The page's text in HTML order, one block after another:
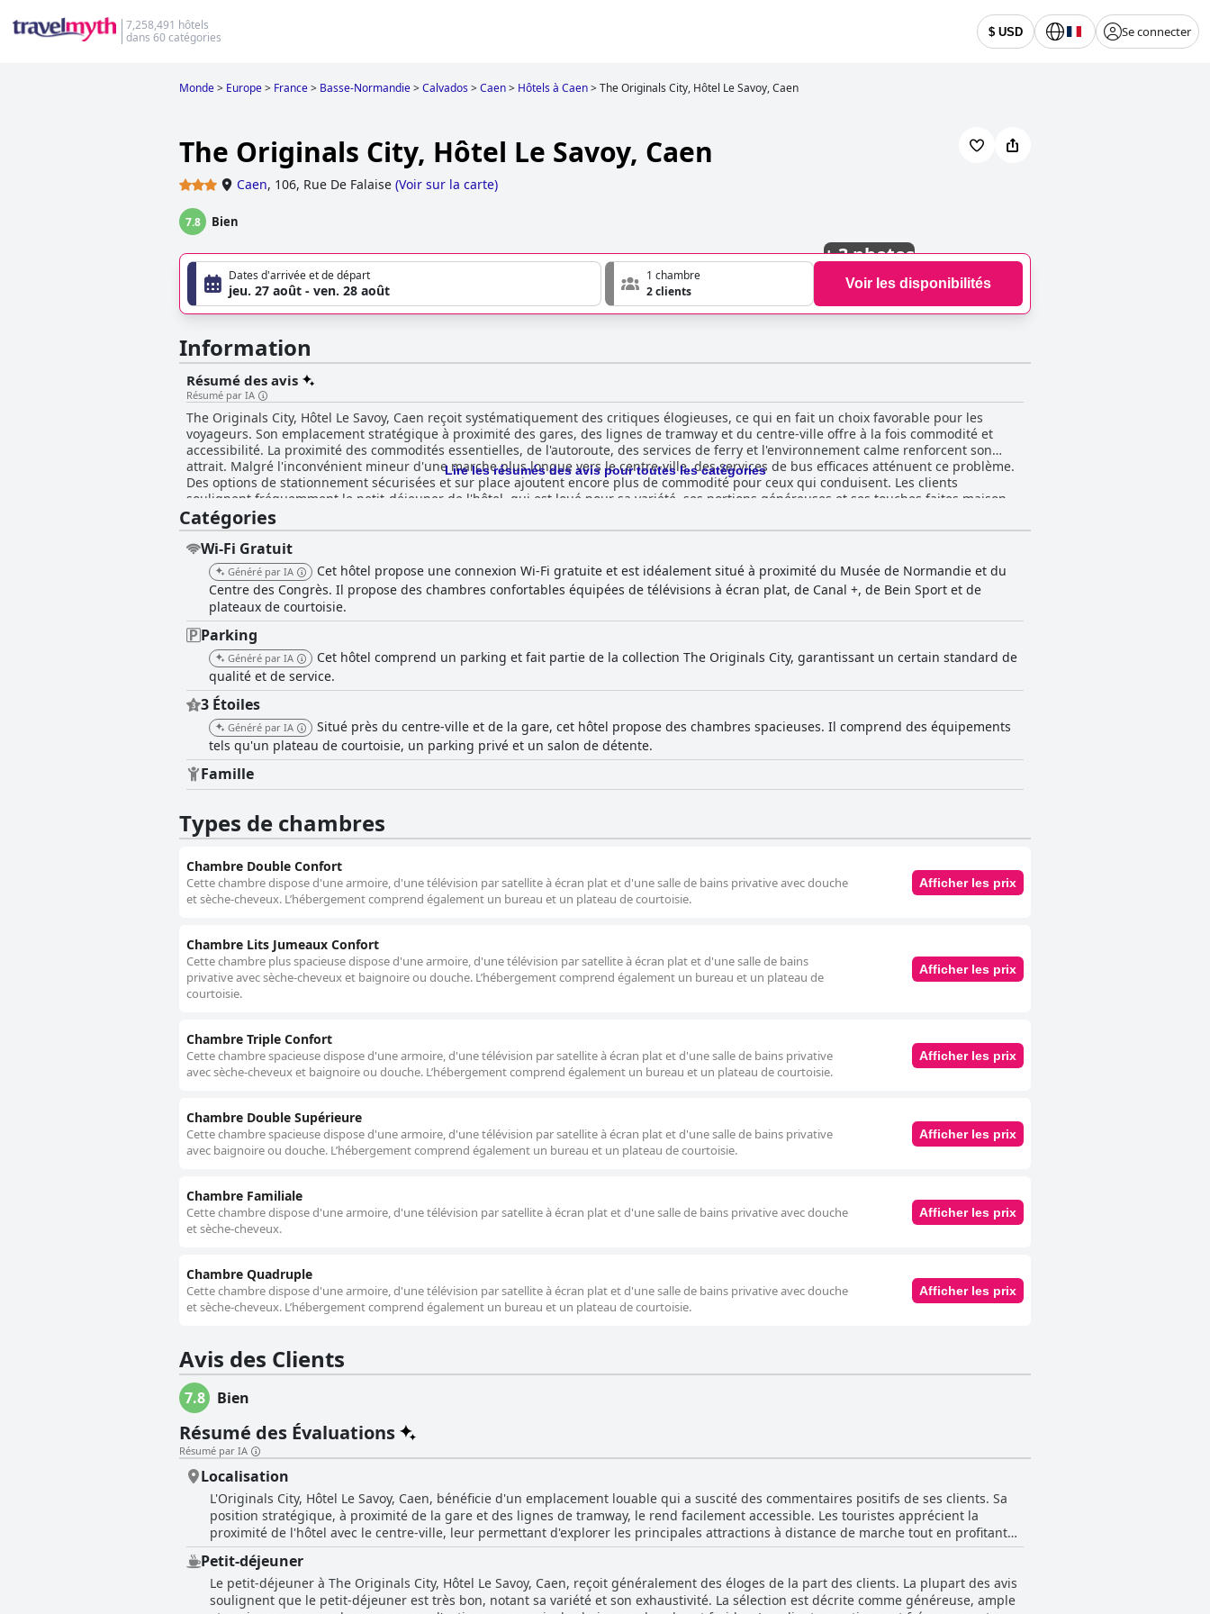
7,258,491 hôtels
dans 60 catégories
$ USD Se connecter
Monde> Europe> France> Basse-Normandie>Calvados>Caen> Hôtels à Caen>The Originals City, Hôtel Le Savoy, Caen
The Originals City, Hôtel Le Savoy, Caen
Caen, 106, Rue De Falaise (Voir sur la carte)
7.8 Bien
+3 photos
Dates d'arrivée et de départ
jeu. 27 août - ven. 28 août
1 chambre
2 clients
Voir les disponibilités
Information
Résumé des avis
Résumé par IA
The Originals City, Hôtel Le Savoy, Caen reçoit systématiquement des critiques élogieuses, ce qui en fait un choix favorable pour les
voyageurs. Son emplacement stratégique à proximité des gares, des lignes de tramway et du centre-ville offre à la fois commodité et
accessibilité. La proximité des commodités essentielles, de l'autoroute, des services de ferry et l'environnement calme renforcent son
attrait. Malgré l'inconvénient mineur d'une marche plus longue vers le centre-ville, des services de bus efficaces atténuent ce problème.
Des options de stationnement sécurisées et sur place ajoutent encore plus de commodité pour ceux qui conduisent. Les clients
soulignent fréquemment le petit-déjeuner de l'hôtel, qui est loué pour sa variété, ses portions généreuses et ses touches faites maison.
Le petit-déjeuner savoureux et bien présenté, ainsi que le service amical, contribuent grandement à un début de journée agréable. Les
chambres de l'hôtel sont décrites comme confortables, propres et agréables, avec une literie de haute qualité qui améliore le séjour.
Cette propreté constante s'étend à tout l'établissement et est souvent mentionnée en même temps que l'état bien entretenu de l'hôtel.
Certains clients notent la petite taille des chambres, mais le confort général et l'hygiène sont très bien notés. Un point fort de The
Originals City, Hôtel Le Savoy, Caen est son personnel exceptionnel. L'équipe amicale, serviable et professionnelle, y compris le
propriétaire, reçoit de nombreux éloges pour sa nature courtoise et accueillante. Leur attention et leur volonté de se surpasser
améliorent considérablement l'expérience globale des clients. Les installations de stationnement de l'hôtel sont un aspect positif, avec
des options pour des places de stationnement privées et sécurisées offrant une tranquillité d'esprit supplémentaire. Le stationnement
gratuit sur place et à proximité ajoute à la commodité pour les clients arrivant en voiture. En résumé, The Originals City, Hôtel Le Savoy,
Caen est célébré pour son excellent emplacement, son copieux petit-déjeuner, ses chambres propres et confortables, son personnel
dévoué et ses options de stationnement pratiques. Ces facteurs en font collectivement un séjour fortement recommandé pour les
visiteurs de Caen.
Lire les résumés des avis pour toutes les catégories
Catégories
Wi-Fi Gratuit
Généré par IA
Cet hôtel propose une connexion Wi-Fi gratuite et est idéalement situé à proximité du Musée de Normandie et du
Centre des Congrès. Il propose des chambres confortables équipées de télévisions à écran plat, de Canal +, de Bein Sport et de
plateaux de courtoisie.
Parking
Généré par IA
Cet hôtel comprend un parking et fait partie de la collection The Originals City, garantissant un certain standard de
qualité et de service.
3 Étoiles
Généré par IA
Situé près du centre-ville et de la gare, cet hôtel propose des chambres spacieuses. Il comprend des équipements
tels qu'un plateau de courtoisie, un parking privé et un salon de détente.
Famille
Types de chambres
Chambre Double Confort
Cette chambre dispose d'une armoire, d'une télévision par satellite à écran plat et d'une salle de bains privative avec douche
et sèche-cheveux. L’hébergement comprend également un bureau et un plateau de courtoisie.
Afficher les prix
Chambre Lits Jumeaux Confort
Cette chambre plus spacieuse dispose d'une armoire, d'une télévision par satellite à écran plat et d'une salle de bains
privative avec sèche-cheveux et baignoire ou douche. L’hébergement comprend également un bureau et un plateau de
courtoisie.
Afficher les prix
Chambre Triple Confort
Cette chambre spacieuse dispose d'une armoire, d'une télévision par satellite à écran plat et d'une salle de bains privative
avec sèche-cheveux et baignoire ou douche. L’hébergement comprend également un bureau et un plateau de courtoisie.
Afficher les prix
Chambre Double Supérieure
Cette chambre spacieuse dispose d'une armoire, d'une télévision par satellite à écran plat et d'une salle de bains privative
avec baignoire ou douche. L’hébergement comprend également un bureau et un plateau de courtoisie.
Afficher les prix
Chambre Familiale
Cette chambre dispose d'une armoire, d'une télévision par satellite à écran plat et d'une salle de bains privative avec douche
et sèche-cheveux.
Afficher les prix
Chambre Quadruple
Cette chambre dispose d'une armoire, d'une télévision par satellite à écran plat et d'une salle de bains privative avec douche
et sèche-cheveux. L’hébergement comprend également un bureau et un plateau de courtoisie.
Afficher les prix
Avis des Clients
7.8 Bien
Résumé des Évaluations
Résumé par IA
Localisation
L'Originals City, Hôtel Le Savoy, Caen, bénéficie d'un emplacement louable qui a suscité des commentaires positifs de ses clients. Sa
position stratégique, à proximité de la gare et des lignes de tramway, le rend facilement accessible. Les touristes apprécient la
proximité de l'hôtel avec le centre-ville, leur permettant d'explorer les principales attractions à distance de marche tout en profitant
d'un cadre paisible. Le quartier autour de l'hôtel est calme, mais proche des commodités essentielles, ce qui le rend pratique pour
divers besoins. L'hôtel est également idéalement situé pour ceux qui visitent la Polyclinique du Parc. Bien que certains clients aient
noté qu'il fallait marcher 30 minutes pour atteindre le centre-ville, le service de bus efficace atténue cet inconvénient mineur. De plus,
la proximité de l'hôtel avec l'autoroute et les services de ferry ajoute à sa commodité pour les voyageurs venant par différents modes
Petit-déjeuner
Le petit-déjeuner à The Originals City, Hôtel Le Savoy, Caen, reçoit généralement des éloges de la part des clients. La plupart des avis
soulignent que le petit-déjeuner est très bon, notant sa variété et son exhaustivité. La sélection est décrite comme généreuse, ample